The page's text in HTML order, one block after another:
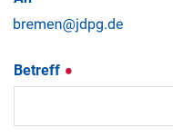
Betreff